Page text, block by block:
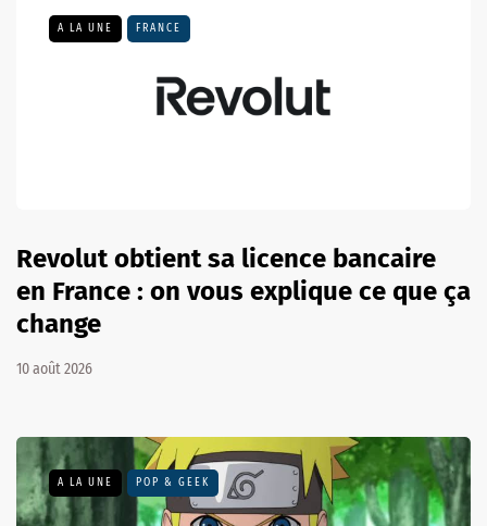
A LA UNE FRANCE
Revolut obtient sa licence bancaire
en France : on vous explique ce que ça
change
10 août 2026
A LA UNE POP & GEEK